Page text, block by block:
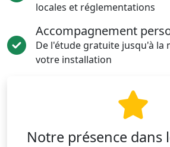
locales et réglementations
Accompagnement
De l'étude gratuite jusqu'à la
votre installation
Notre présence dans